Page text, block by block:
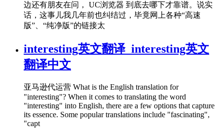
边还有朋友在问， UC浏览器 到底去哪下才靠谱。说实
话，这事儿我几年前也纠结过，毕竟网上各种“高速
版”、“纯净版”的链接太
interesting英文翻译_interesting英文
翻译中文
亚马逊代运营 What is the English translation for
"interesting"? When it comes to translating the word
"interesting" into English, there are a few options that capture
its essence. Some popular translations include "fascinating",
"capt